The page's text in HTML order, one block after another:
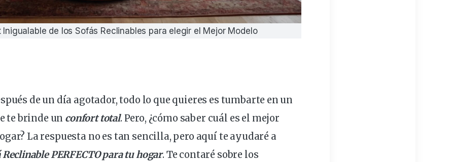
de los Sofás Reclinables para elegir el Mejor Modelo
de un día agotador, todo lo que quieres es tumbarte en un
te brinde un conforttotal. Pero, ¿cómo saber cuál es el mejor
? La respuesta no es tan sencilla, pero aquí te ayudaré a
ReclinablePERFECTO para tuhogar. Te contaré sobre los